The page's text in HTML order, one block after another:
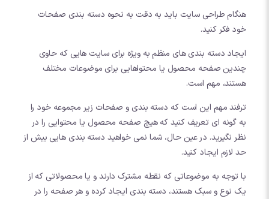
هنگام طراحی سایت باید به دقت به نحوه دسته بندی صفحات
خود فکر کنید.
ایجاد دسته بندی های منظم به ویژه برای سایت هایی که حاوی
چندین صفحه محصول یا محتواهایی برای موضوعات مختلف
هستند، مهم است.
ترفند مهم این است که دسته بندی و صفحات زیر مجموعه خود را
به گونه ای تعریف کنید که هیچ صفحه محصول یا محتوایی را در
نظر نگیرید. در عین حال، شما نمی خواهید دسته بندی هایی بیش از
حد لازم ایجاد کنید.
با توجه به موضوعاتی که نقطه مشترک دارند و یا محصولاتی که از
یک نوع و سبک هستند، دسته بندی ایجاد کرده و هر صفحه را در